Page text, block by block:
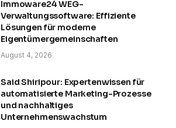
Immoware24 WEG-
Verwaltungssoftware: Effiziente
Lösungen für moderne
Eigentümergemeinschaften
August 4, 2026
Said Shiripour: Expertenwissen für
automatisierte Marketing-Prozesse
und nachhaltiges
Unternehmenswachstum